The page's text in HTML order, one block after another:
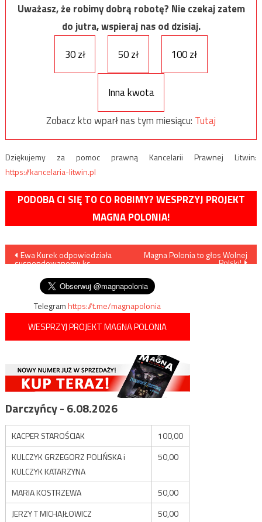
Uważasz, że robimy dobrą robotę? Nie czekaj zatem
do jutra, wspieraj nas od dzisiaj.
30 zł
50 zł 100 zł
Inna kwota
Zobacz kto wparł nas tym miesiącu: Tutaj
Dziękujemy za pomoc prawną Kancelarii Prawnej Litwin:
https://kancelaria-litwin.pl
PODOBA CI SIĘ TO CO ROBIMY? WESPRZYJ PROJEKT
MAGNA POLONIA!
Nawigacja
wpisu
Ewa Kurek odpowiedziała
suspendowanemu ks.
Magna Polonia to głos Wolnej
Polski!
Telegramhttps://t.me/magnapolonia
WESPRZYJ PROJEKT MAGNA POLONIA
Darczyńcy - 6.08.2026
KACPER STAROŚCIAK
100,00
KULCZYK GRZEGORZ POLIŃSKA i
KULCZYK KATARZYNA
50,00
MARIA KOSTRZEWA
50,00
JERZY T MICHAJŁOWICZ
50,00